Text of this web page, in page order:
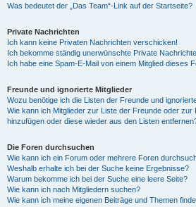
Was bedeutet der „Das Team“-Link auf der Startseite?
Private Nachrichten
Ich kann keine Privaten Nachrichten verschicken!
Ich bekomme ständig unerwünschte Private
Ich habe eine Spam-E-Mail von einem Mitglied dieses
Freunde und ignorierte Mitglieder
Wozu benötige ich die Listen der Freunde und
Wie kann ich Mitglieder zur Liste der Freunde oder zur
hinzufügen oder diese wieder aus den Listen
Die Foren durchsuchen
Wie kann ich ein Forum oder mehrere Foren
Weshalb erhalte ich bei der Suche keine Ergebnisse?
Warum bekomme ich bei der Suche eine leere Seite?
Wie kann ich nach Mitgliedern suchen?
Wie kann ich meine eigenen Beiträge und Themen